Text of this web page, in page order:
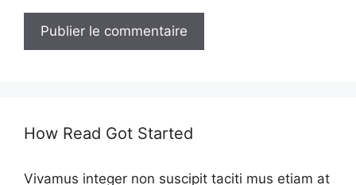
How Read Got Started
Vivamus integer non suscipit taciti mus etiam at